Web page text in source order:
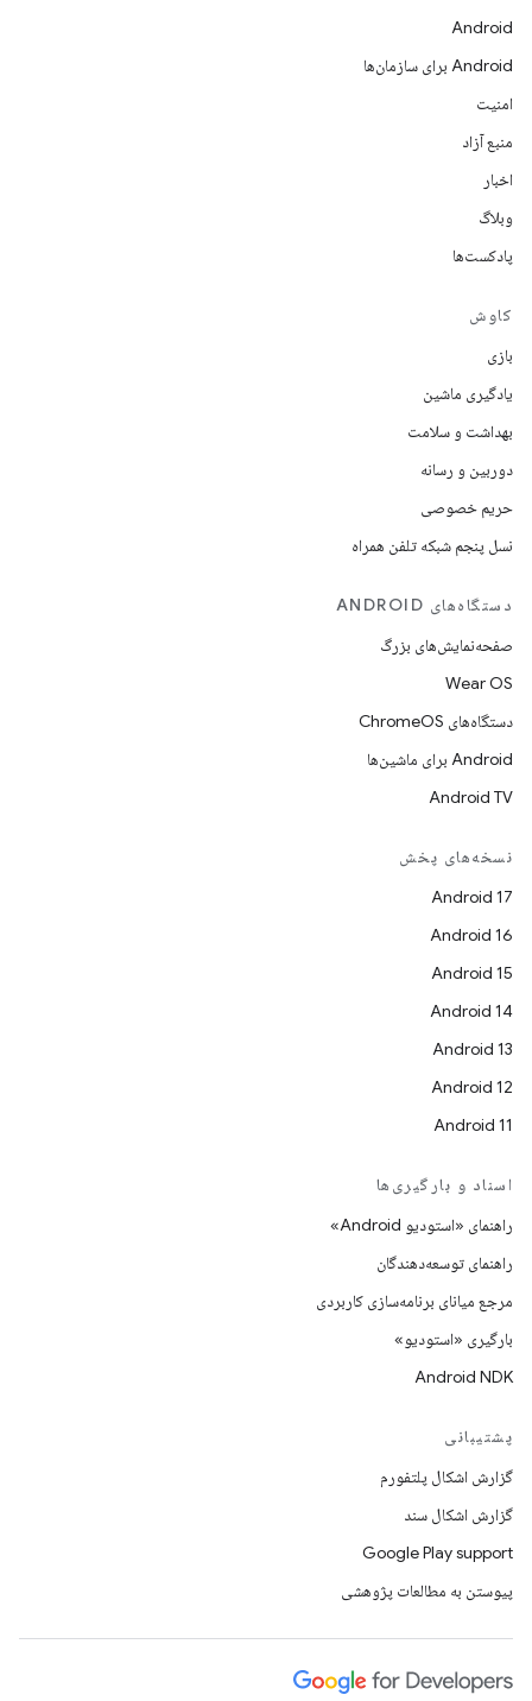
Android
Android برای سازمان‌ها
امنیت
منبع آزاد
اخبار
وبلاگ
پادکست‌ها
کاوش
بازی
یادگیری ماشین
بهداشت و سلامت
دوربین و رسانه
حریم خصوصی
نسل پنجم شبکه تلفن همراه
دستگاه‌های ANDROID
صفحه‌نمایش‌های بزرگ
Wear OS
دستگاه‌های ChromeOS
Android برای ماشین‌ها
Android TV
نسخه‌های پخش
Android 17
Android 16
Android 15
Android 14
Android 13
Android 12
Android 11
اسناد و بارگیری‌ها
راهنمای «استودیو Android»
راهنمای توسعه‌دهندگان
مرجع میانای برنامه‌سازی کاربردی
بارگیری «استودیو»
Android NDK
پشتیبانی
گزارش اشکال پلتفورم
گزارش اشکال سند
Google Play support
پیوستن به مطالعات پژوهشی